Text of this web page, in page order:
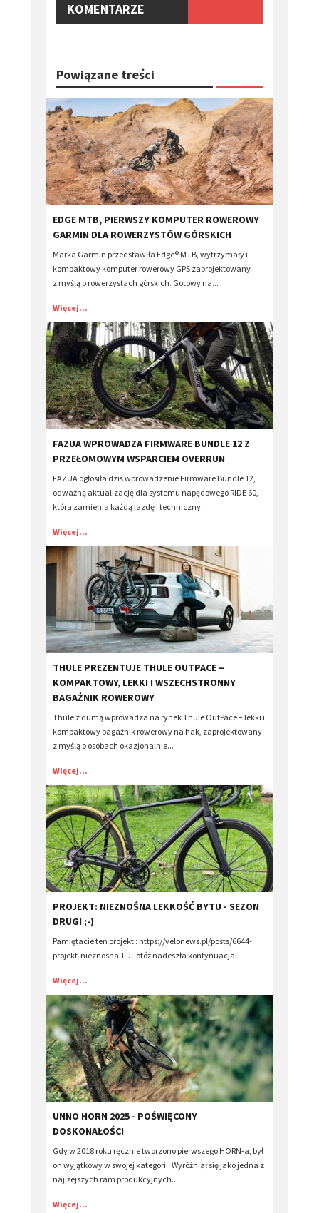
KOMENTARZE
Powiązane treści
​EDGE MTB, PIERWSZY KOMPUTER ROWEROWY
GARMIN DLA ROWERZYSTÓW GÓRSKICH
Marka Garmin przedstawiła Edge® MTB, wytrzymały i
kompaktowy komputer rowerowy GPS zaprojektowany
z myślą o rowerzystach górskich. Gotowy na...
Więcej...
​FAZUA WPROWADZA FIRMWARE BUNDLE 12 Z
PRZEŁOMOWYM WSPARCIEM OVERRUN
FAZUA ogłosiła dziś wprowadzenie Firmware Bundle 12,
odważną aktualizację dla systemu napędowego RIDE 60,
która zamienia każdą jazdę i techniczny...
Więcej...
​THULE PREZENTUJE THULE OUTPACE –
KOMPAKTOWY, LEKKI I WSZECHSTRONNY
BAGAŻNIK ROWEROWY
Thule z dumą wprowadza na rynek Thule OutPace – lekki i
kompaktowy bagażnik rowerowy na hak, zaprojektowany
z myślą o osobach okazjonalnie...
Więcej...
​PROJEKT: NIEZNOŚNA LEKKOŚĆ BYTU - SEZON
DRUGI ;-)
Pamiętacie ten projekt : https://velonews.pl/posts/6644-
projekt-nieznosna-l... - otóż nadeszła kontynuacja!
Więcej...
UNNO HORN 2025 - POŚWIĘCONY
DOSKONAŁOŚCI
Gdy w 2018 roku ręcznie tworzono pierwszego HORN-a, był
on wyjątkowy w swojej kategorii. Wyróżniał się jako jedna z
najlżejszych ram produkcyjnych...
Więcej...